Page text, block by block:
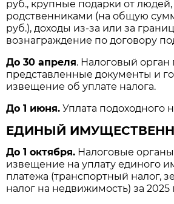
руб., крупные подарки от
родственниками (на общую
руб.), доходы из-за или за
вознаграждение по договору
До 30 апреля. Налоговый орган
представленные документы и
извещение об уплате налога.
До 1 июня. Уплата подоходного
ЕДИНЫЙ
До 1 октября. Налоговые
извещение на уплату единого
платежа (транспортный налог,
налог на недвижимость) за 2025